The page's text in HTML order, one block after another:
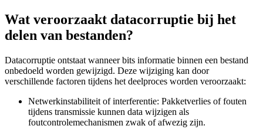
Wat veroorzaakt datacorruptie bij het
delen van bestanden?
Datacorruptie ontstaat wanneer bits informatie binnen een bestand
onbedoeld worden gewijzigd. Deze wijziging kan door
verschillende factoren tijdens het deelproces worden veroorzaakt:
Netwerkinstabiliteit of interferentie: Pakketverlies of fouten
tijdens transmissie kunnen data wijzigen als
foutcontrolemechanismen zwak of afwezig zijn.